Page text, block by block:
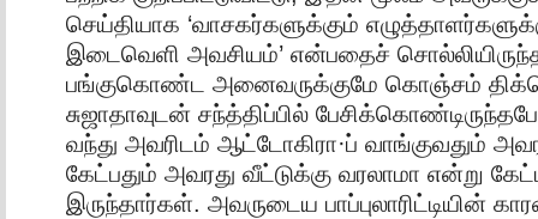
செய்தியாக ‘வாசகர்களுக்கும்
இடைவெளி அவசியம்’ என்பதைச்
பங்குகொண்ட அனைவருக்குமே கொஞ்சம்
சுஜாதாவுடன் சந்த்திப்பில்
வந்து அவரிடம் ஆட்டோகிரா·ப் வாங்குவதும்
கேட்பதும் அவரது வீட்டுக்கு வரலாமா என்று
இருந்தார்கள். அவருடைய பாப்புலாரிட்டியின்